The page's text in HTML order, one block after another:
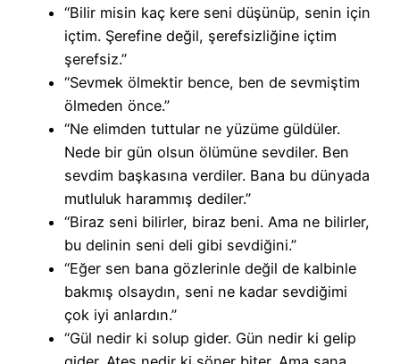
“Bilir misin kaç kere seni düşünüp, senin için
içtim. Şerefine değil, şerefsizliğine içtim
şerefsiz.”
“Sevmek ölmektir bence, ben de sevmiştim
ölmeden önce.”
“Ne elimden tuttular ne yüzüme güldüler.
Nede bir gün olsun ölümüne sevdiler. Ben
sevdim başkasına verdiler. Bana bu dünyada
mutluluk harammış dediler.”
“Biraz seni bilirler, biraz beni. Ama ne bilirler,
bu delinin seni deli gibi sevdiğini.”
“Eğer sen bana gözlerinle değil de kalbinle
bakmış olsaydın, seni ne kadar sevdiğimi
çok iyi anlardın.”
“Gül nedir ki solup gider. Gün nedir ki gelip